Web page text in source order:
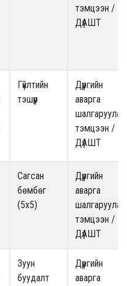
тэмцээн /
ДүАШТ
Гүйлтийн
тэшүүр
Дүүргийн
аварга
шалгаруулах
тэмцээн /
ДүАШТ
Сагсан
бөмбөг
(5x5)
Дүүргийн
аварга
шалгаруулах
тэмцээн /
ДүАШТ
Зуун
буудалт
Дүүргийн
аварга